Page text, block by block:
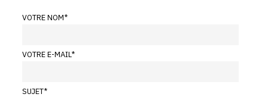
VOTRE NOM*
VOTRE E-MAIL*
SUJET*